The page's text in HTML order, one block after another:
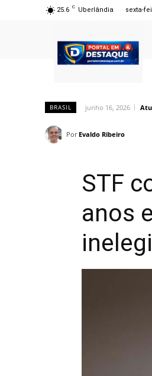
25.6 C Uberlândia sexta-
BRASIL junho 16, 2026
Por Evaldo Ribeiro
STF
anos